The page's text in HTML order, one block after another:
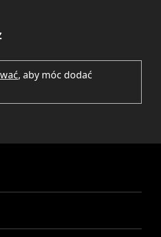
, aby móc dodać